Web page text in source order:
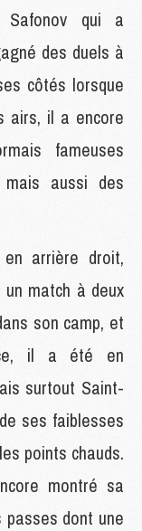
Safonov qui a
des duels à
côtés lorsque
airs, il a encore
fameuses
aussi des
arrière droit,
match à deux
son camp, et
il a été en
surtout Saint-
ses faiblesses
points chauds.
montré sa
dont une